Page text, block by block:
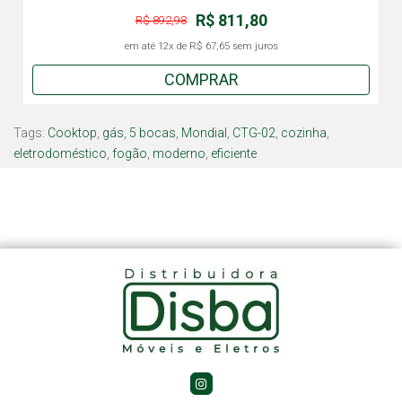
R$ 811,80
R$ 892,98
em até 12x de R$ 67,65sem juros
COMPRAR
Tags: Cooktop gás 5 bocas Mondial CTG-02 cozinha
eletrodoméstico fogão moderno eficiente